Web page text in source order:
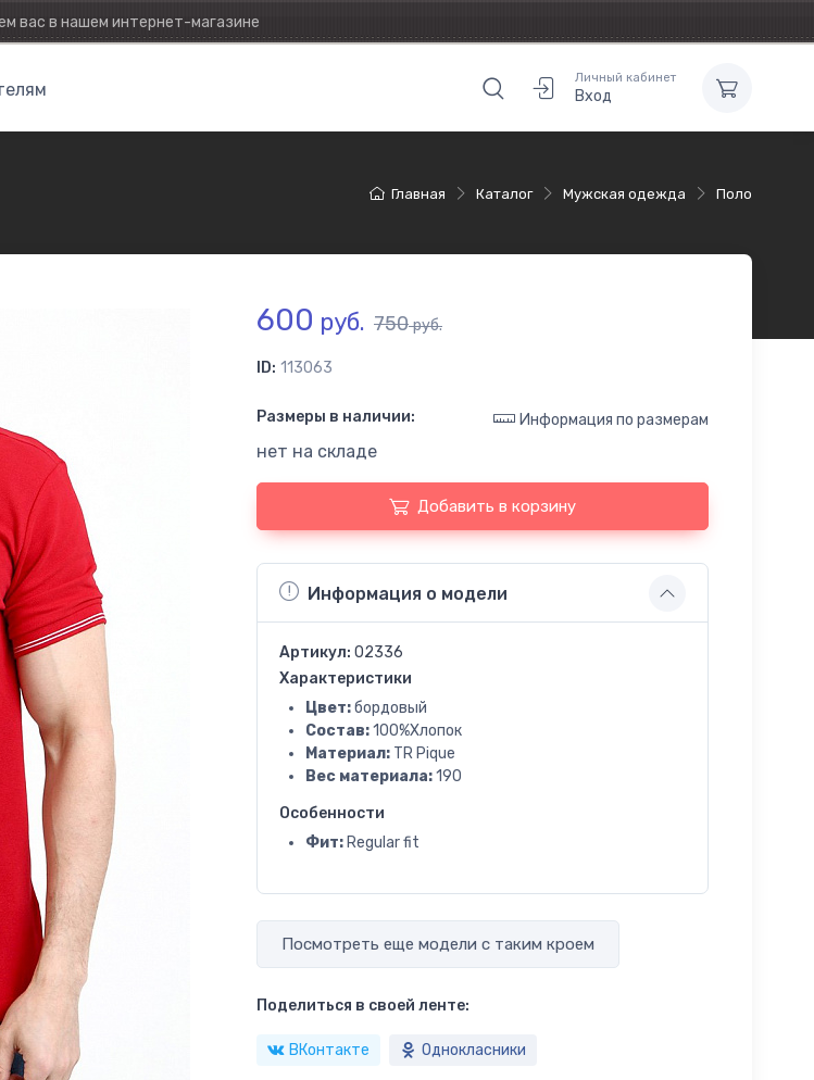
вас в нашем интернет-магазине
Личный кабинет
Вход
Главная Каталог Мужская одежда Поло
600 руб. 750руб.
ID: 113063
Размеры в наличии: Информация по размерам
нет на складе
Добавить в корзину
Информация о модели
Артикул: 02336
Характеристики
Цвет:бордовый
Состав:100%Хлопок
Материал:TR Pique
Вес материала:190
Особенности
Фит:Regular fit
Посмотреть еще модели с таким кроем
Поделиться в своей ленте:
ВКонтакте Однокласники